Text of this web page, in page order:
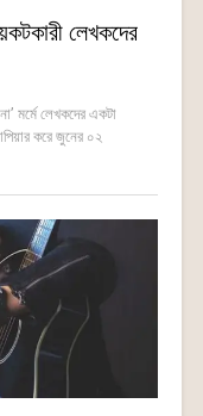
লেখকদের
মর্মে লেখকদের একটা
করে জুনের ০২